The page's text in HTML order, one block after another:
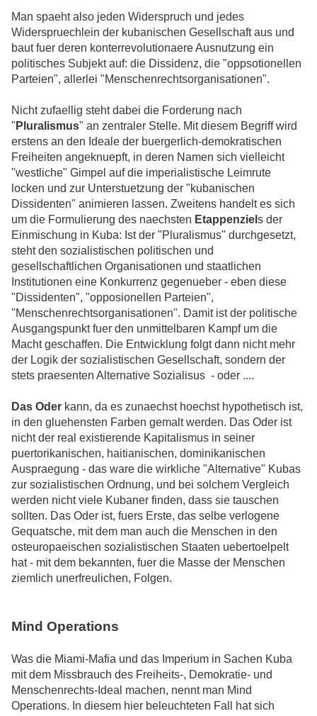
Man spaeht also jeden Widerspruch und jedes
Widerspruechlein der kubanischen Gesellschaft aus und
baut fuer deren konterrevolutionaere Ausnutzung ein
politisches Subjekt auf: die Dissidenz, die "oppsotionellen
Parteien", allerlei "Menschenrechtsorganisationen".
Nicht zufaellig steht dabei die Forderung nach
" Pluralismus" an zentraler Stelle. Mit diesem Begriff wird
erstens an den Ideale der buergerlich-demokratischen
Freiheiten angeknuepft, in deren Namen sich vielleicht
"westliche" Gimpel auf die imperialistische Leimrute
locken und zur Unterstuetzung der "kubanischen
Dissidenten" animieren lassen. Zweitens handelt es sich
um die Formulierung des naechsten Etappenziel s der
Einmischung in Kuba: Ist der "Pluralismus" durchgesetzt,
steht den sozialistischen politischen und
gesellschaftlichen Organisationen und staatlichen
Institutionen eine Konkurrenz gegenueber - eben diese
"Dissidenten", "opposionellen Parteien",
"Menschenrechtsorganisationen". Damit ist der politische
Ausgangspunkt fuer den unmittelbaren Kampf um die
Macht geschaffen. Die Entwicklung folgt dann nicht mehr
der Logik der sozialistischen Gesellschaft, sondern der
stets praesenten Alternative Sozialisus - oder ....
Das Oder kann, da es zunaechst hoechst hypothetisch ist,
in den gluehensten Farben gemalt werden. Das Oder ist
nicht der real existierende Kapitalismus in seiner
puertorikanischen, haitianischen, dominikanischen
Auspraegung - das ware die wirkliche "Alternative" Kubas
zur sozialistischen Ordnung, und bei solchem Vergleich
werden nicht viele Kubaner finden, dass sie tauschen
sollten. Das Oder ist, fuers Erste, das selbe verlogene
Gequatsche, mit dem man auch die Menschen in den
osteuropaeischen sozialistischen Staaten uebertoelpelt
hat - mit dem bekannten, fuer die Masse der Menschen
ziemlich unerfreulichen, Folgen.
Mind Operations
Was die Miami-Mafia und das Imperium in Sachen Kuba
mit dem Missbrauch des Freiheits-, Demokratie- und
Menschenrechts-Ideal machen, nennt man Mind
Operations. In diesem hier beleuchteten Fall hat sich